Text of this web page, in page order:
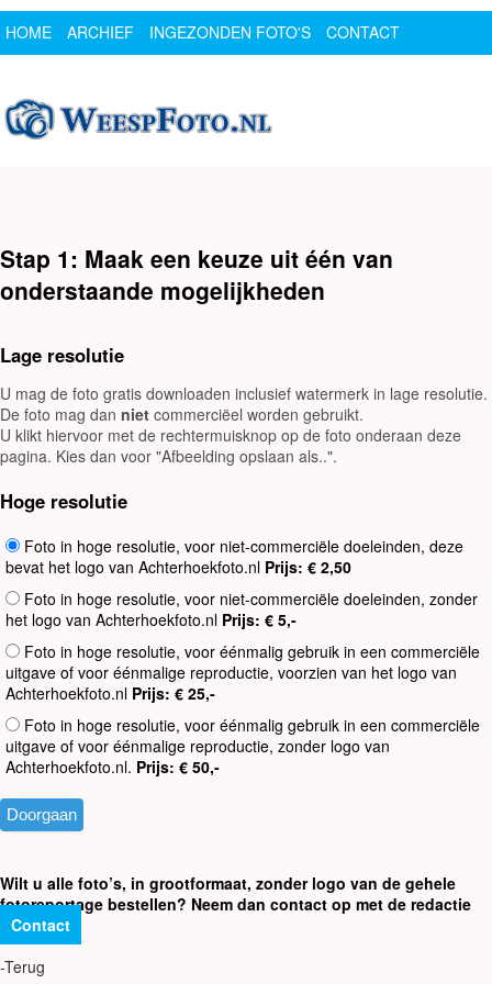
HOME ARCHIEF INGEZONDEN FOTO'S
CONTACT
Stap 1: Maak een keuze uit één van
onderstaande mogelijkheden
Lage resolutie
U mag de foto gratis downloaden inclusief watermerk in lage resolutie.
De foto mag dan niet commerciëel worden gebruikt.
U klikt hiervoor met de rechtermuisknop op de foto onderaan deze
pagina. Kies dan voor "Afbeelding opslaan als..".
Hoge resolutie
Foto in hoge resolutie, voor niet-commerciële doeleinden, deze
bevat het logo van Achterhoekfoto.nl Prijs: € 2,50
Foto in hoge resolutie, voor niet-commerciële doeleinden, zonder
het logo van Achterhoekfoto.nl Prijs: € 5,-
Foto in hoge resolutie, voor éénmalig gebruik in een commerciële
uitgave of voor éénmalige reproductie, voorzien van het logo van
Achterhoekfoto.nl Prijs: € 25,-
Foto in hoge resolutie, voor éénmalig gebruik in een commerciële
uitgave of voor éénmalige reproductie, zonder logo van
Achterhoekfoto.nl. Prijs: € 50,-
Wilt u alle foto’s, in grootformaat, zonder logo van de gehele
fotoreportage bestellen? Neem dan contact op met de redactie
Contact
-Terug